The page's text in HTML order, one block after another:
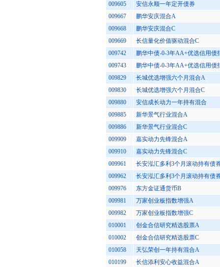
009605
安信永顺一年定开债券
009667
鹏华安庆混合A
009668
鹏华安庆混合C
009669
长信量化价值驱动混合C
009742
鹏华中债-0-3年AA+优选信用债
009743
鹏华中债-0-3年AA+优选信用债
009829
长城优选增强六个月混合A
009830
长城优选增强六个月混合C
009880
安信成长动力一年持有混合
009885
新华景气行业混合A
009886
新华景气行业混合C
009909
嘉实动力先锋混合A
009910
嘉实动力先锋混合C
009961
长安泓汇多利3个月滚动持有债
009962
长安泓汇多利3个月滚动持有债
009976
东方金证通货币B
009981
万家创业板指数增强A
009982
万家创业板指数增强C
010001
创金合信研究精选股票A
010002
创金合信研究精选股票C
010058
天弘荣创一年持有混合A
010199
长信添利安心收益混合A